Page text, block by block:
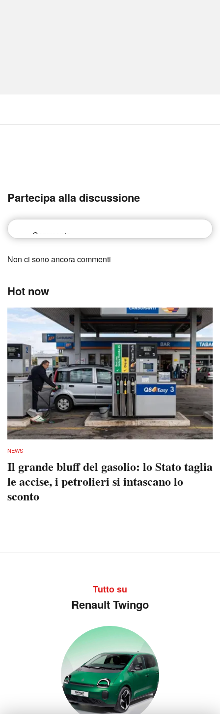
Partecipa alla discussione
Non ci sono ancora commenti
Hot now
NEWS
Il grande bluff del gasolio: lo Stato taglia
le accise, i petrolieri si intascano lo
sconto
Tutto su
Renault Twingo